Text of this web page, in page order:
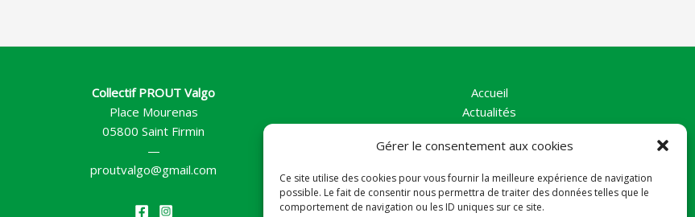
Gérer le consentement aux cookies
Ce site utilise des cookies pour vous fournir la meilleure expérience de navigation
possible. Le fait de consentir nous permettra de traiter des données telles que le
comportement de navigation ou les ID uniques sur ce site.
Collectif PROUT Valgo
Place Mourenas
05800 Saint Firmin
—
proutvalgo@gmail.com
Accueil
Actualités
Nos Actions
Contact
Politique de cookies (UE)